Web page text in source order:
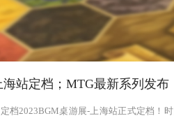
海站定档；MTG最新系列发布
档2023BGM桌游展-上海站正式定档！